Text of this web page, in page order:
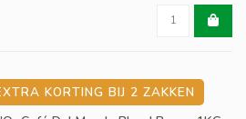
KORTING BIJ 2 ZAKKEN